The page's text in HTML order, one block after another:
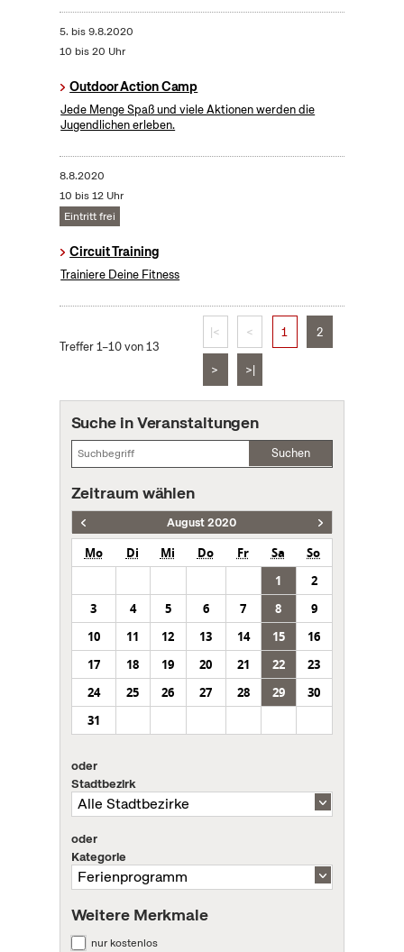
5. bis9.8.2020
10 bis 20 Uhr
Outdoor Action Camp
Jede Menge Spaß und viele Aktionen werden die
Jugendlichen erleben.
8.8.2020
10 bis 12 Uhr
Eintritt frei
Circuit Training
Trainiere Deine Fitness
Treffer 1–10 von 13
|< < 1 2
> >|
Suche in Veranstaltungen
Suchen
Zeitraum wählen
August 2020
Mo Di Mi Do Fr Sa
So
1
2
3
4 5 6 7 8
9
10
11 12 13 14 15
16
17
18 19 20 21 22
23
24
25 26 27 28 29
30
31
oder
Stadtbezirk
oder
Kategorie
Weitere Merkmale
nur kostenlos